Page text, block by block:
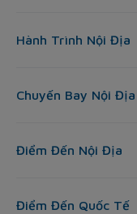
Hành Trình Nội Địa
Chuyến Bay Nội Địa
Điểm Đến Nội Địa
Điểm Đến Quốc Tế